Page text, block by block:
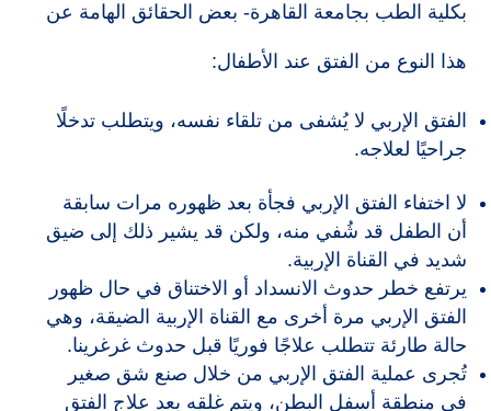
بكلية الطب بجامعة القاهرة- بعض الحقائق الهامة عن
هذا النوع من الفتق عند الأطفال:
الفتق الإربي لا يُشفى من تلقاء نفسه، ويتطلب تدخلًا
جراحيًا لعلاجه.
لا اختفاء الفتق الإربي فجأة بعد ظهوره مرات سابقة
أن الطفل قد شُفي منه، ولكن قد يشير ذلك إلى ضيق
شديد في القناة الإربية.
يرتفع خطر حدوث الانسداد أو الاختناق في حال ظهور
الفتق الإربي مرة أخرى مع القناة الإربية الضيقة، وهي
حالة طارئة تتطلب علاجًا فوريًا قبل حدوث غرغرينا.
تُجرى عملية الفتق الإربي من خلال صنع شق صغير
في منطقة أسفل البطن، ويتم غلقه بعد علاج الفتق